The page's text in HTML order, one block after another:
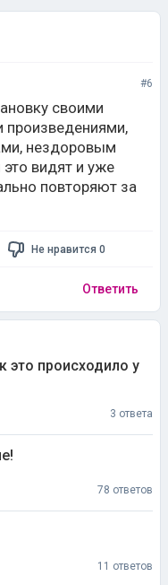
#6
своими
произведениями,
нездоровым
видят и уже
повторяют за
Не нравится 0
Ответить
это происходило у
3 ответа
78 ответов
11 ответов